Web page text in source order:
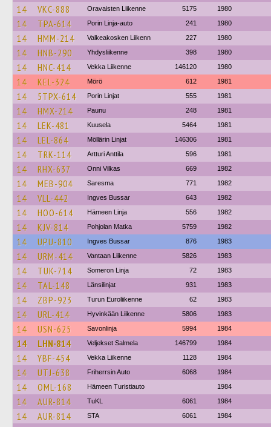
14 VKC-888 Oravaisten Liikenne 5175 1980
14 TPA-614 Porin Linja-auto 241 1980
14 HMM-214 Valkeakosken Liikenn 227 1980
14 HNB-290 Yhdysliikenne 398 1980
14 HNC-414 Vekka Liikenne 146120 1980
14 KEL-324 Mörö 612 1981
14 5TPX-614 Porin Linjat 555 1981
14 HMX-214 Paunu 248 1981
14 LEK-481 Kuusela 5464 1981
14 LEL-864 Möllärin Linjat 146306 1981
14 TRK-114 Artturi Anttila 596 1981
14 RHX-637 Onni Vilkas 669 1982
14 MEB-904 Saresma 771 1982
14 VLL-442 Ingves Bussar 643 1982
14 HOO-614 Hämeen Linja 556 1982
14 KJV-814 Pohjolan Matka 5759 1982
14 UPU-810 Ingves Bussar 876 1983
14 URM-414 Vantaan Liikenne 5826 1983
14 TUK-714 Someron Linja 72 1983
14 TAL-148 Länsilinjat 931 1983
14 ZBP-923 Turun Euroliikenne 62 1983
14 URL-414 Hyvinkään Liikenne 5806 1983
14 USN-625 Savonlinja 5994 1984
14 LHN-814 Veljekset Salmela 146799 1984
14 YBF-454 Vekka Liikenne 1128 1984
14 UTJ-638 Friherrsin Auto 6068 1984
14 OML-168 Hämeen Turistiauto 1984
14 AUR-814 TuKL 6061 1984
14 AUR-814 STA 6061 1984